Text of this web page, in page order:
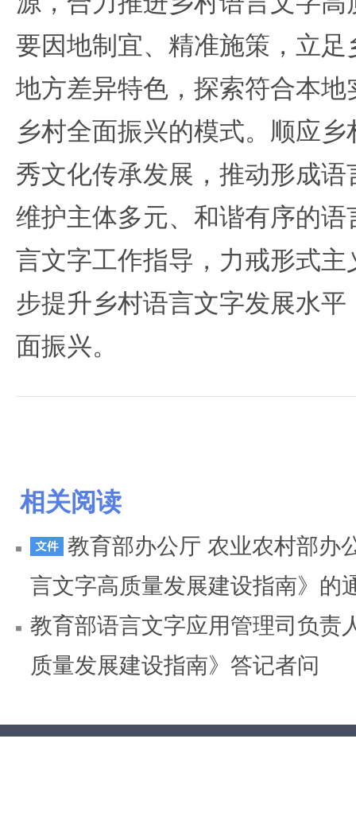
要因地制宜、精准施策，立
地方差异特色，探索符合本
乡村全面振兴的模式。顺应
秀文化传承发展，推动形成
维护主体多元、和谐有序的
言文字工作指导，力戒形式主
步提升乡村语言文字发展水
面振兴。
相关阅读
教育部办公厅 农业农村部办
言文字高质量发展建设指南》的
教育部语言文字应用管理司负责
质量发展建设指南》答记者问